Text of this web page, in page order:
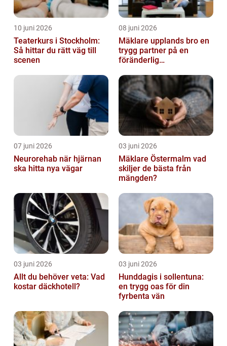
10 juni 2026
Teaterkurs i Stockholm:
Så hittar du rätt väg till
scenen
08 juni 2026
Mäklare upplands bro en
trygg partner på en
föränderlig
07 juni 2026
Neurorehab när hjärnan
ska hitta nya vägar
03 juni 2026
Mäklare Östermalm vad
skiljer de bästa från
mängden?
03 juni 2026
Allt du behöver veta: Vad
kostar däckhotell?
03 juni 2026
Hunddagis i sollentuna:
en trygg oas för din
fyrbenta vän